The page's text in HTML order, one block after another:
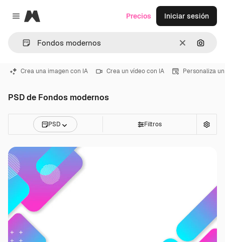
Close menu
Magnific
Borrar
Precios Iniciar sesión
Crea una imagen con IA Crea un vídeo con IA Personaliza
PSD de Fondos modernos
PSD Filtros